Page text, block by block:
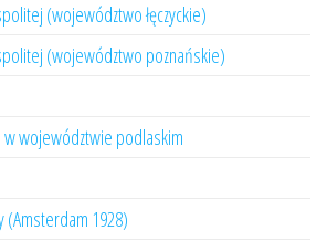
(województwo łęczyckie)
(województwo poznańskie)
w województwie podlaskim
(Amsterdam 1928)